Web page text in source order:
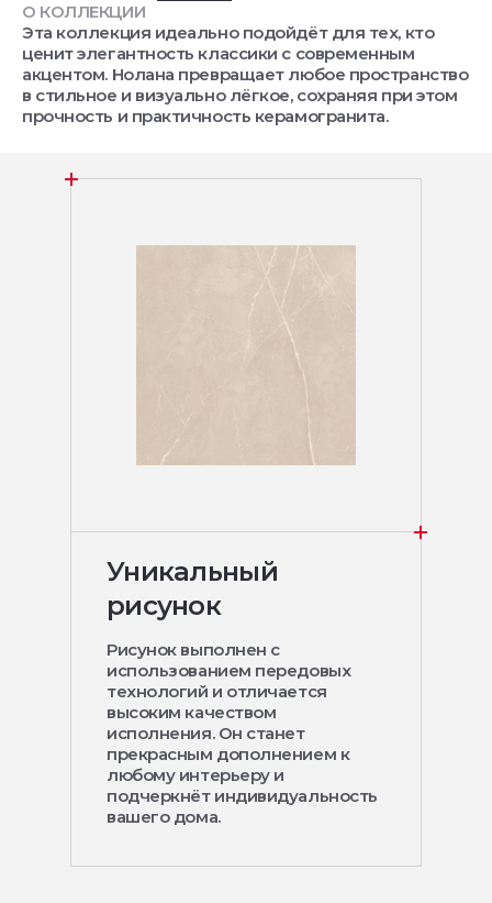
О КОЛЛЕКЦИИ
Эта коллекция идеально подойдёт для тех, кто
ценит элегантность классики с современным
акцентом. Нолана превращает любое пространство
в стильное и визуально лёгкое, сохраняя при этом
прочность и практичность керамогранита.
Уникальный
рисунок
Рисунок выполнен с
использованием передовых
технологий и отличается
высоким качеством
исполнения. Он станет
прекрасным дополнением к
любому интерьеру и
подчеркнёт индивидуальность
вашего дома.